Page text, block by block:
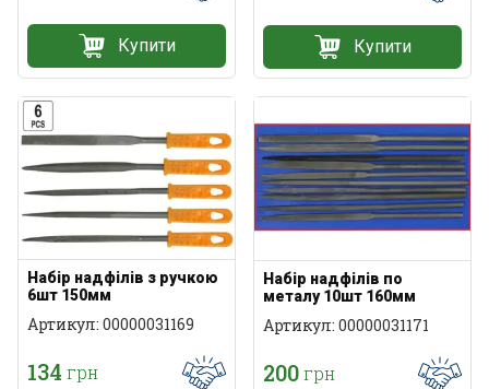
Купити Купити
Набір надфілів з ручкою
6шт 150мм
Артикул: 00000031169
134 грн
Набір надфілів по
металу 10шт 160мм
Артикул: 00000031171
200грн